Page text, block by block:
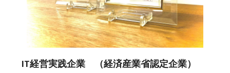
IT経営実践企業 （経済産業省認定企業）